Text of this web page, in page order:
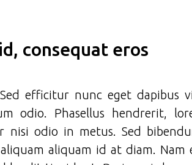
consequat eros
efficitur nunc eget dapibus
odio. Phasellus hendrerit,
nisi odio in metus. Sed
aliquam id at diam. Nam